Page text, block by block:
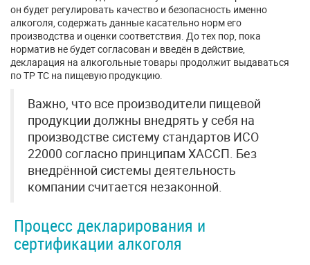
он будет регулировать качество и безопасность именно
алкоголя, содержать данные касательно норм его
производства и оценки соответствия. До тех пор, пока
норматив не будет согласован и введён в действие,
декларация на алкогольные товары продолжит выдаваться
по ТР ТС на пищевую продукцию.
Важно, что все производители пищевой
продукции должны внедрять у себя на
производстве систему стандартов ИСО
22000 согласно принципам ХАССП. Без
внедрённой системы деятельность
компании считается незаконной.
Процесс декларирования и
сертификации алкоголя